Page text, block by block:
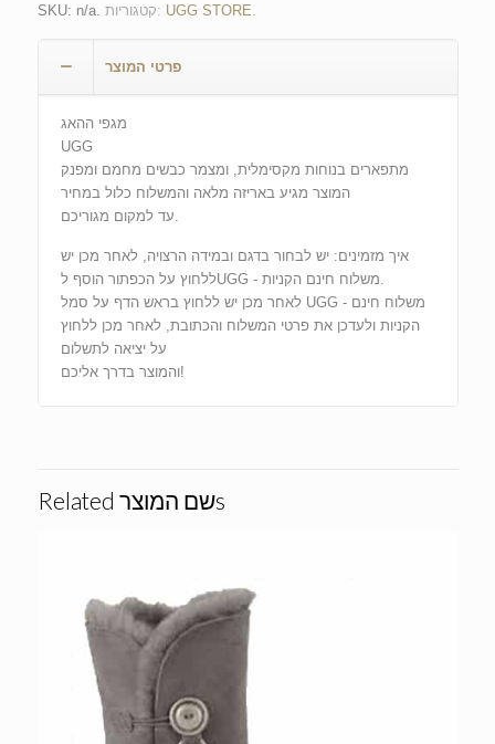
SKU: n/a. קטגוריות: UGG STORE
פרטי המוצר
מגפי ההאג
UGG
מתפארים בנוחות מקסימלית, ומצמר כבשים מחמם ומפנק
המוצר מגיע באריזה מלאה והמשלוח כלול במחיר
איך מזמינים: יש לבחור בדגם ובמידה הרצויה, לאחר מכן יש
לאחר מכן יש ללחוץ בראש הדף על סמל UGG - משלוח חינם
הקניות ולעדכן את פרטי המשלוח והכתובת, לאחר מכן ללחוץ
על יציאה לתשלום
והמוצר בדרך אליכם!
Related שם המוצרs